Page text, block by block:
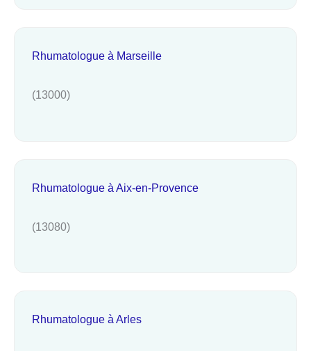
Rhumatologue à Marseille
(13000)
Rhumatologue à Aix-en-Provence
(13080)
Rhumatologue à Arles